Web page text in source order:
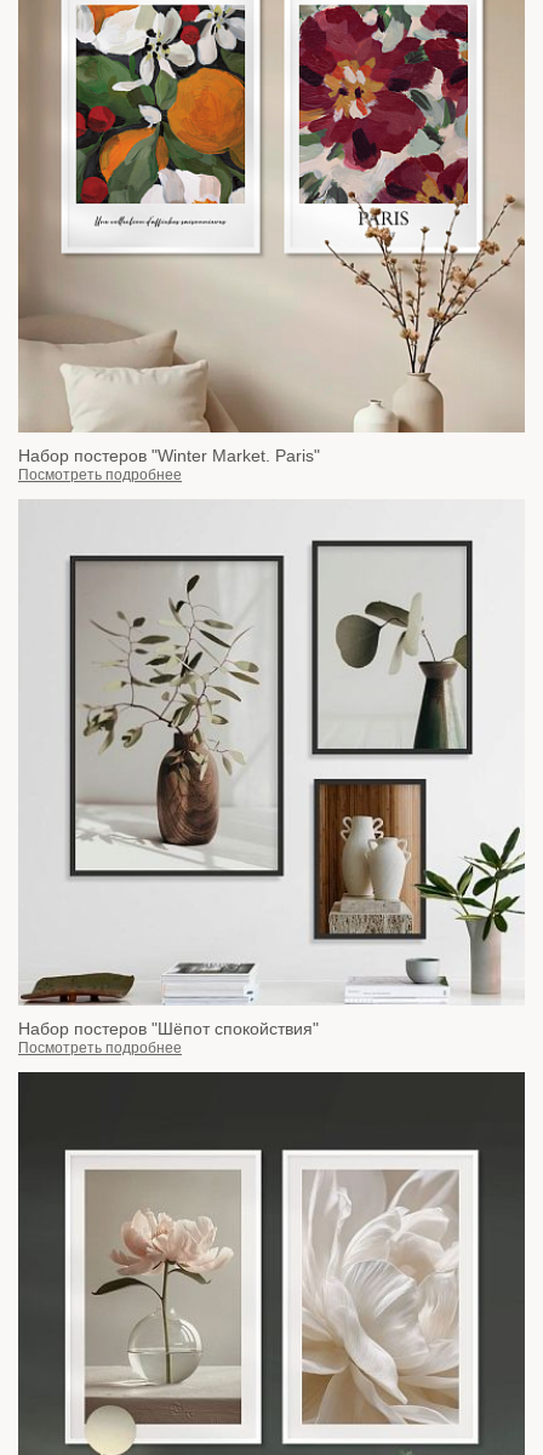
Набор постеров "Winter Market. Paris"
Посмотреть подробнее
Набор постеров "Шёпот спокойствия"
Посмотреть подробнее